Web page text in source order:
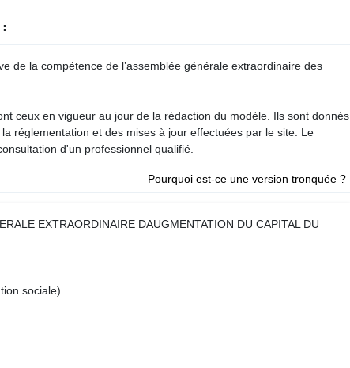
de la compétence de l’assemblée générale extraordinaire des
ceux en vigueur au jour de la rédaction du modèle. Ils sont donnés
réglementation et des mises à jour effectuées par le site. Le
d'un professionnel qualifié.
Pourquoi est-ce une version tronquée ?
EXTRAORDINAIRE DAUGMENTATION DU CAPITAL DU
sociale)